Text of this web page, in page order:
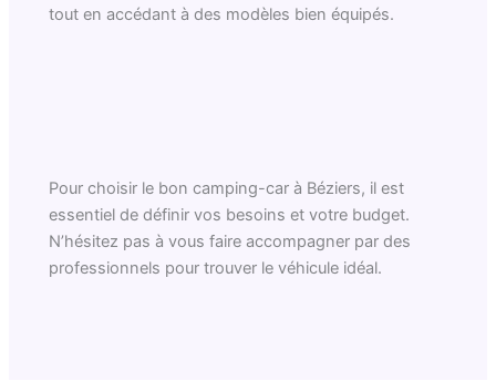
tout en accédant à des modèles bien équipés.
Pour choisir le bon camping-car à Béziers, il est
essentiel de définir vos besoins et votre budget.
N’hésitez pas à vous faire accompagner par des
professionnels pour trouver le véhicule idéal.